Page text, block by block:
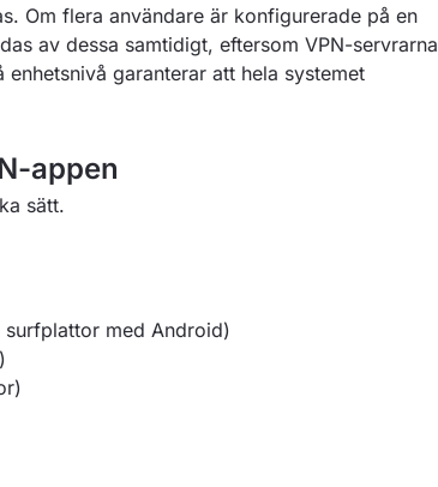
Om flera användare är konfigurerade på en
av dessa samtidigt, eftersom VPN-servrarna
garanterar att hela systemet
appen
sätt.
med Android)